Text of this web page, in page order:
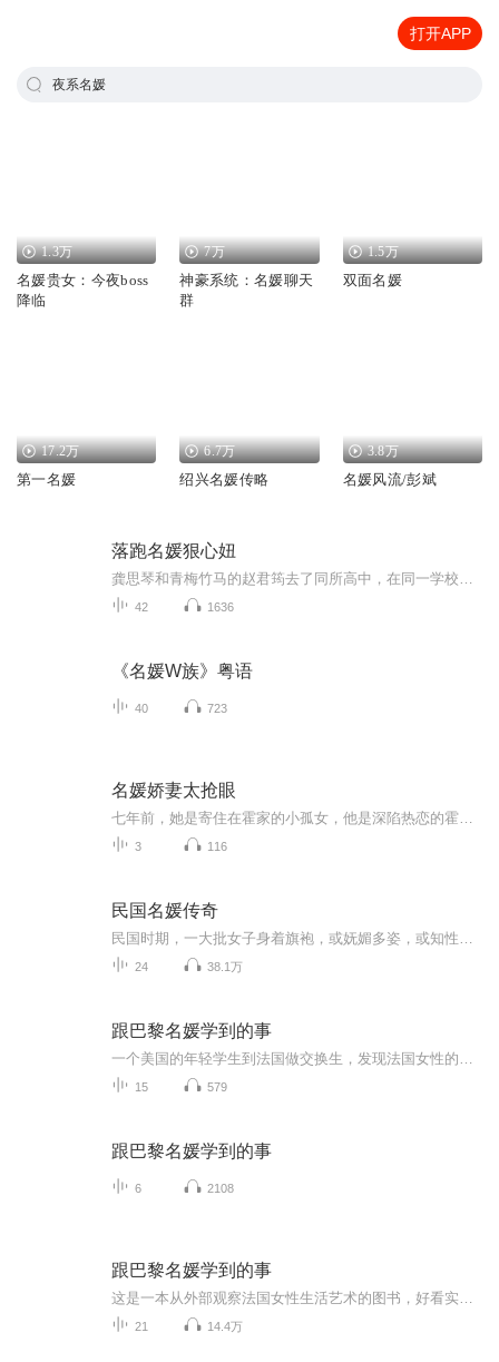
打开APP
夜系名媛
1.3万
名媛贵女：今夜boss
降临
7万
神豪系统：名媛聊天
群
1.5万
双面名媛
17.2万
第一名媛
6.7万
绍兴名媛传略
3.8万
名媛风流/彭斌
落跑名媛狠心妞
42 1636
《名媛W族》粤语
40 723
名媛娇妻太抢眼
3 116
民国名媛传奇
24 38.1万
跟巴黎名媛学到的事
15 579
跟巴黎名媛学到的事
6 2108
跟巴黎名媛学到的事
21 14.4万